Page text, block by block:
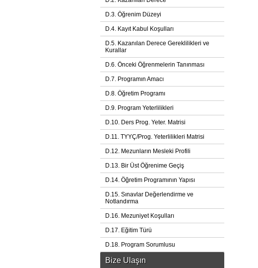
D.3. Öğrenim Düzeyi
D.4. Kayıt Kabul Koşulları
D.5. Kazanılan Derece Gereklilikleri ve
Kurallar
D.6. Önceki Öğrenmelerin Tanınması
D.7. Programın Amacı
D.8. Öğretim Programı
D.9. Program Yeterlilikleri
D.10. Ders Prog. Yeter. Matrisi
D.11. TYYÇ/Prog. Yeterlilikleri Matrisi
D.12. Mezunların Mesleki Profili
D.13. Bir Üst Öğrenime Geçiş
D.14. Öğretim Programının Yapısı
D.15. Sınavlar Değerlendirme ve
Notlandırma
D.16. Mezuniyet Koşulları
D.17. Eğitim Türü
D.18. Program Sorumlusu
Bize Ulaşın